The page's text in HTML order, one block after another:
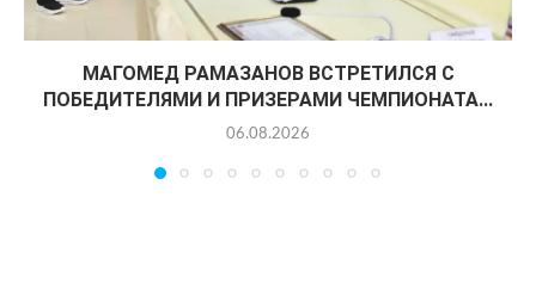
МАГОМЕД РАМАЗАНОВ ВСТРЕТИЛСЯ С
ПОБЕДИТЕЛЯМИ И ПРИЗЕРАМИ ЧЕМПИОНАТА...
06.08.2026